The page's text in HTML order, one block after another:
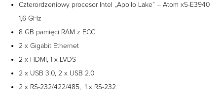
Czterordzeniowy procesor Intel „Apollo Lake” – Atom x5-E3940
1,6 GHz
8 GB pamięci RAM z ECC
2 x Gigabit Ethernet
2 x HDMI, 1 x LVDS
2 x USB 3.0, 2 x USB 2.0
2 x RS-232/422/485, 1 x RS-232